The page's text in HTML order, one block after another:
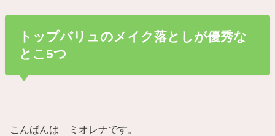
トップバリュのメイク落としが優秀な
とこ5つ
こんばんは ミオレナです。